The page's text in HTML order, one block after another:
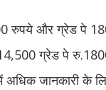
रुपये और ग्रेड पे
ग्रेड पे
अधिक जानकारी के